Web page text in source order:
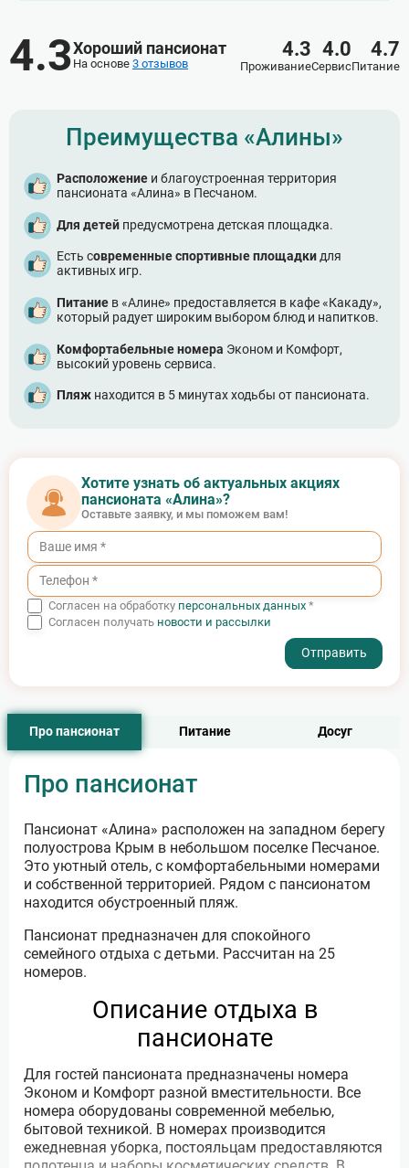
4.3Хороший пансионат
На основе 3 отзывов
4.3
Проживание
4.0
Сервис
4.7
Питание
Преимущества «Алины»
Расположение и благоустроенная территория
пансионата «Алина» в Песчаном.
Для детей предусмотрена детская площадка.
Есть современные спортивные площадкидля
активных игр.
Питание в «Алине» предоставляется в кафе «Какаду»,
который радует широким выбором блюд и напитков.
Комфортабельные номера Эконом и Комфорт,
высокий уровень сервиса.
Пляж находится в 5 минутах ходьбы от пансионата.
Хотите узнать об актуальных акциях
пансионата «Алина»?
Оставьте заявку, и мы поможем вам!
Согласен на обработку персональных данных *
Согласен получать новости и рассылки
Про пансионат Питание Досуг
Про пансионат
Пансионат «Алина» расположен на западном берегу
полуострова Крым в небольшом поселке Песчаное.
Это уютный отель, с комфортабельными номерами
и собственной территорией. Рядом с пансионатом
находится обустроенный пляж.
Пансионат предназначен для спокойного
семейного отдыха с детьми. Рассчитан на 25
номеров.
Описание отдыха в
пансионате
Для гостей пансионата предназначены номера
Эконом и Комфорт разной вместительности. Все
номера оборудованы современной мебелью,
бытовой техникой. В номерах производится
ежедневная уборка, постояльцам предоставляются